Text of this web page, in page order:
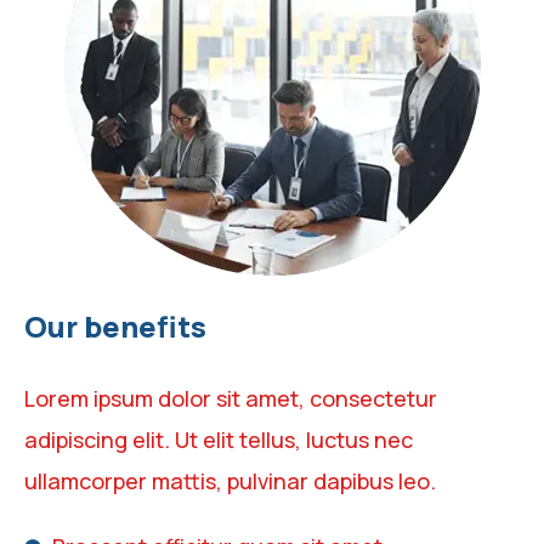
Our benefits
Lorem ipsum dolor sit amet, consectetur
adipiscing elit. Ut elit tellus, luctus nec
ullamcorper mattis, pulvinar dapibus leo.